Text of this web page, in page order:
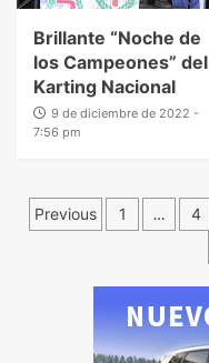
Brillante “Noche de
los Campeones” del
Karting Nacional
9 de diciembre de 2022 -
7:56 pm
Previous 1 … 4